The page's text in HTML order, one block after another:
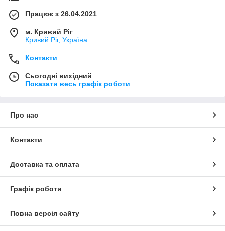
Працює з 26.04.2021
м. Кривий Ріг
Кривий Ріг, Україна
Контакти
Сьогодні вихідний
Показати весь графік роботи
Про нас
Контакти
Доставка та оплата
Графік роботи
Повна версія сайту